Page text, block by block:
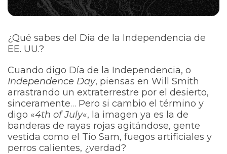
¿Qué sabes del Día de la Independencia de
EE. UU.?
Cuando digo Día de la Independencia, o
Independence Day, piensas en Will Smith
arrastrando un extraterrestre por el desierto,
sinceramente… Pero si cambio el término y
digo «4th of July«, la imagen ya es la de
banderas de rayas rojas agitándose, gente
vestida como el Tío Sam, fuegos artificiales y
perros calientes, ¿verdad?